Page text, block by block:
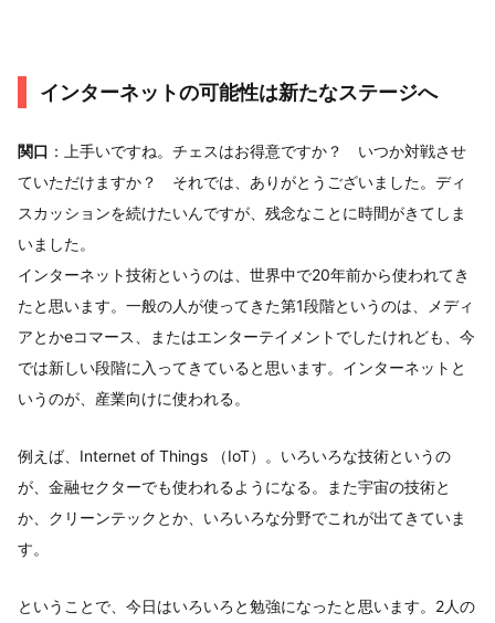
インターネットの可能性は新たなステージへ
関口 ：上手いですね。チェスはお得意ですか？ いつか対戦させ
ていただけますか？ それでは、ありがとうございました。ディ
スカッションを続けたいんですが、残念なことに時間がきてしま
いました。
インターネット技術というのは、世界中で20年前から使われてき
たと思います。一般の人が使ってきた第1段階というのは、メディ
アとかeコマース、またはエンターテイメントでしたけれども、今
では新しい段階に入ってきていると思います。インターネットと
いうのが、産業向けに使われる。
例えば、Internet of Things （IoT）。いろいろな技術というの
が、金融セクターでも使われるようになる。また宇宙の技術と
か、クリーンテックとか、いろいろな分野でこれが出てきていま
す。
ということで、今日はいろいろと勉強になったと思います。2人の